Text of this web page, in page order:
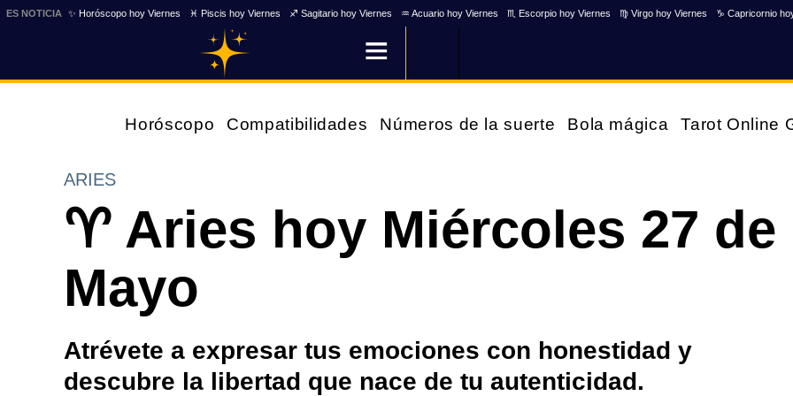
ES NOTICIA ✨ Horóscopo hoy Viernes ♓ Piscis hoy Viernes ♐ Sagitario hoy Viernes ♒ Acuario hoy Viernes ♏ Escorpio hoy Viernes ♍ Virgo hoy Viernes ♑ Capricornio
Horóscopo Compatibilidades Números de la suerte Bola mágica Tarot Online
ARIES
♈ Aries hoy Miércoles 27 de
Mayo
Atrévete a expresar tus emociones con honestidad y
descubre la libertad que nace de tu autenticidad.